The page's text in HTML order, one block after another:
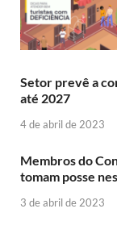
Setor prevê a
até 2027
4 de abril de 2023
Membros do
tomam posse
3 de abril de 2023